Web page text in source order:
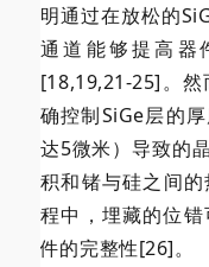
明通过在放松的
通道能够提高器
[18,19,21-25]。
确控制SiGe层的
达5微米）导致的
积和锗与硅之间
程中，埋藏的位
件的完整性[26]。